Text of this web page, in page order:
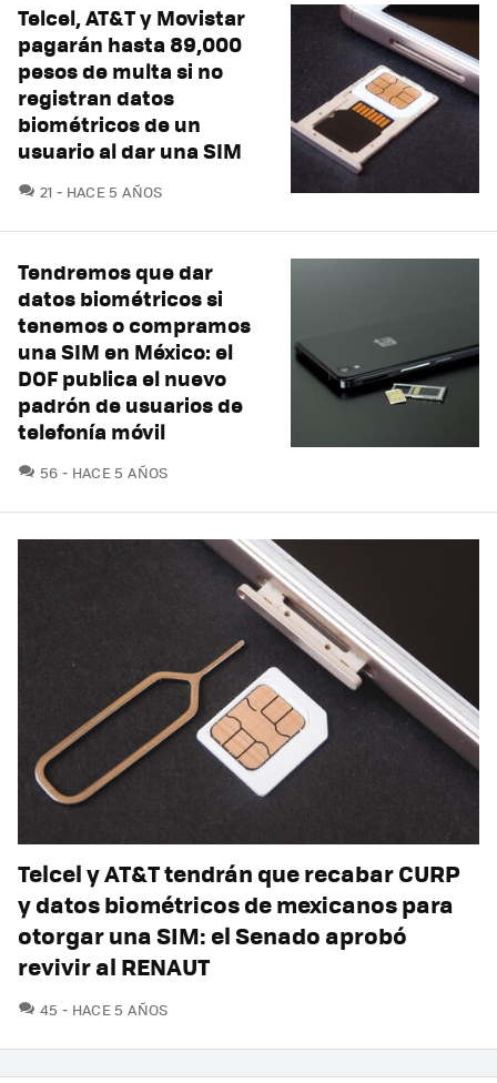
Telcel, AT&T y Movistar
pagarán hasta 89,000
pesos de multa si no
registran datos
biométricos de un
usuario al dar una SIM
21 COMENTARIOS
HACE 5 AÑOS
Tendremos que dar
datos biométricos si
tenemos o compramos
una SIM en México: el
DOF publica el nuevo
padrón de usuarios de
telefonía móvil
56 COMENTARIOS
HACE 5 AÑOS
Telcel y AT&T tendrán que recabar CURP
y datos biométricos de mexicanos para
otorgar una SIM: el Senado aprobó
revivir al RENAUT
45 COMENTARIOS
HACE 5 AÑOS